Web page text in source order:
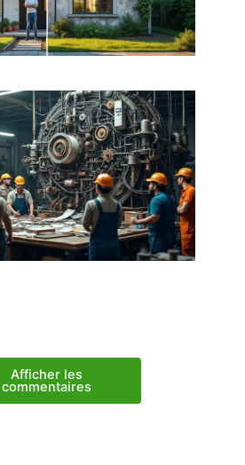
Afficher les
commentaires